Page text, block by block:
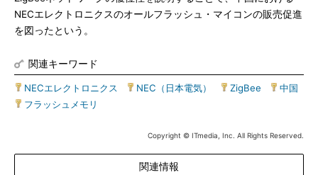
NECエレクトロニクスのオールフラッシュ・マイコンの販売促進
を図ったという。
関連キーワード
NECエレクトロニクス NEC（日本電気） ZigBee 中国
フラッシュメモリ
Copyright © ITmedia, Inc. All Rights Reserved.
関連情報